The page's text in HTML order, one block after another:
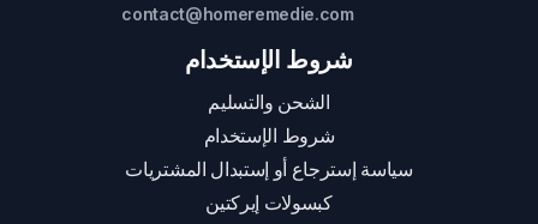
contact@homeremedie.com
شروط الإستخدام
الشحن والتسليم
شروط الإستخدام
سياسة إسترجاع أو إستبدال المشتريات
كبسولات إيركتين